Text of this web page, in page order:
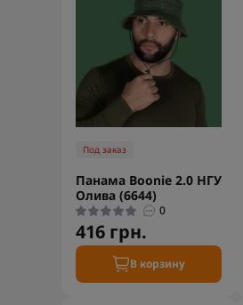
Под заказ
Панама Boonie 2.0 НГУ
Олива (6644)
0
416 грн.
В корзину